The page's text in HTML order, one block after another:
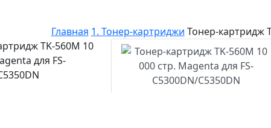
Главная 1. Тонер-картриджи Тонер-картридж